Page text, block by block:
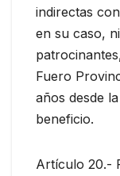
indirectas
en su caso,
Fuero
años desde
beneficio.
Artículo 20.-